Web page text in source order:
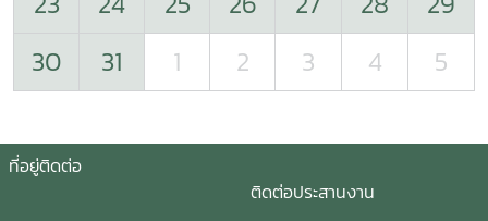
30
31 1 2 3 4 5
ที่อยู่ติดต่อ
ติดต่อประสานงาน